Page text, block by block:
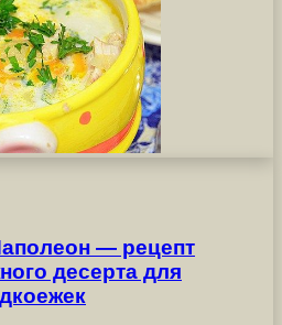
— рецепт
десерта для